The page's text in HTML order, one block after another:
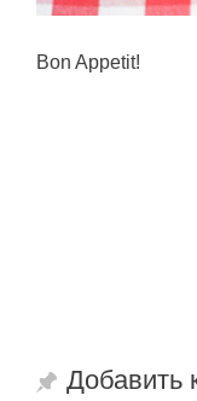
Bon Appetit!
Добавить